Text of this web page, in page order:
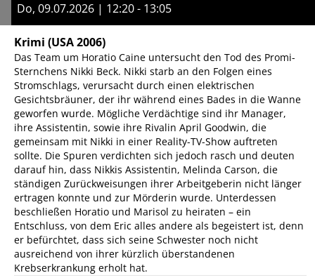
Do, 09.07.2026 | 12:20 - 13:05
Krimi (USA 2006)
Das Team um Horatio Caine untersucht den Tod des Promi-
Sternchens Nikki Beck. Nikki starb an den Folgen eines
Stromschlags, verursacht durch einen elektrischen
Gesichtsbräuner, der ihr während eines Bades in die Wanne
geworfen wurde. Mögliche Verdächtige sind ihr Manager,
ihre Assistentin, sowie ihre Rivalin April Goodwin, die
gemeinsam mit Nikki in einer Reality-TV-Show auftreten
sollte. Die Spuren verdichten sich jedoch rasch und deuten
darauf hin, dass Nikkis Assistentin, Melinda Carson, die
ständigen Zurückweisungen ihrer Arbeitgeberin nicht länger
ertragen konnte und zur Mörderin wurde. Unterdessen
beschließen Horatio und Marisol zu heiraten – ein
Entschluss, von dem Eric alles andere als begeistert ist, denn
er befürchtet, dass sich seine Schwester noch nicht
ausreichend von ihrer kürzlich überstandenen
Krebserkrankung erholt hat.